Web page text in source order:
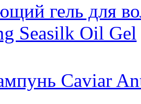
гель для
Seasilk Oil Gel
Caviar